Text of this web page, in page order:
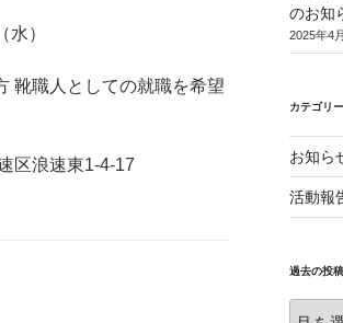
）
靴職人としての就職を希望
区浪速東1-4-17
のお知
2025年4
カテゴリー
お知ら
活動報
過去の投稿